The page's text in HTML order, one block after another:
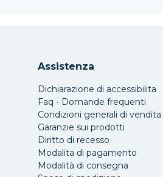
Assistenza
Dichiarazione di accessibilita
Faq - Domande frequenti
Condizioni generali di vendita
Garanzie sui prodotti
Diritto di recesso
Modalita di pagamento
Modalità di consegna